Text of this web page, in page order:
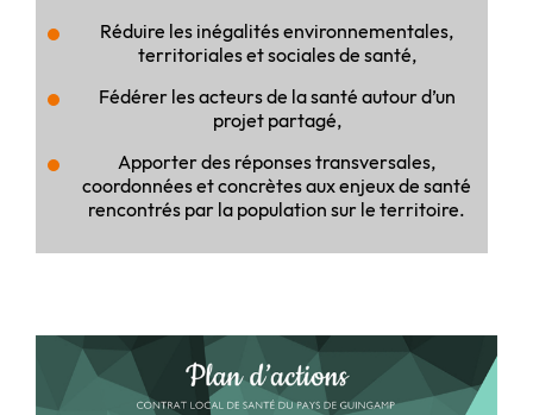
Réduire les inégalités environnementales,
territoriales et sociales de santé,
Fédérer les acteurs de la santé autour d’un
projet partagé,
Apporter des réponses transversales,
coordonnées et concrètes aux enjeux de santé
rencontrés par la population sur le territoire.